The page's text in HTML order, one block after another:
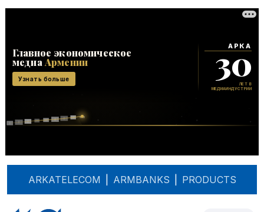
ARKATELECOM ARMBANKS PRODUCTS